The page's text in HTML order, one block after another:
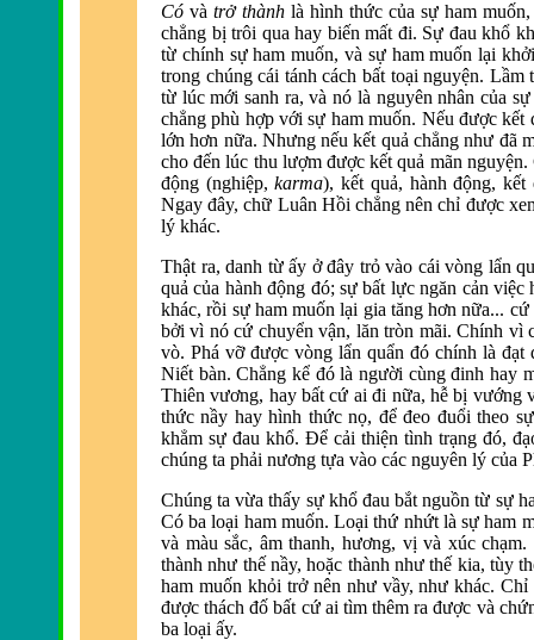
Cóvàtrở thànhlà hình thức của sự ham
chẳng bị trôi qua hay biến mất đi. Sự đau khổ
từ chính sự ham muốn, và sự ham muốn lại
trong chúng cái tánh cách bất toại nguyện.
từ lúc mới sanh ra, và nó là nguyên nhân của
chẳng phù hợp với sự ham muốn. Nếu được kết
lớn hơn nữa. Nhưng nếu kết quả chẳng như đã
chođến lúc thu lượm được kết quả mãn
động (nghiệp,karma), kết quả, hànhđộng, kết
Ngayđây, chữ Luân Hồi chẳng nên chỉ được
lý khác.
Thật ra, danh từ ấy ởđây trỏ vào cái vòng lẩn
quả của hànhđộng đó; sự bất lực ngăn cản việc
khác, rồi sự ham muốn lại gia tăng hơn nữa...
bởi vì nó cứ chuyển vận, lăn tròn mãi. Chính vì
vò. Phá vỡ được vòng lẩn quẩn đó chính là đạt
Niết bàn. Chẳng kể đó là người cùngđinh hay
Thiên vương, hay bất cứ aiđi nữa, hễ bị vướng
thức nầy hay hình thức nọ, để đeo đuổi theo
khẳm sự đau khổ. Để cải thiện tình trạngđó,
chúng ta phải nương tựa vào các nguyên lý của
Chúng ta vừa thấy sự khổ đau bắt nguồn từ sự
Có ba loại ham muốn. Loại thứ nhứt là sự ham
và màu sắc, âm thanh, hương, vị và xúc
thành như thế nầy, hoặc thành như thế kia, tùy
ham muốn khỏi trở nên như vầy, như khác.
được thách đố bất cứ ai tìm thêm rađược và
ba loại ấy.